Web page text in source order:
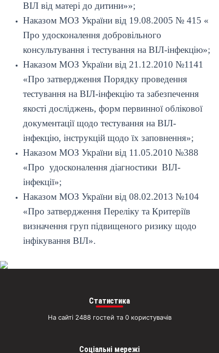
ВІЛ від матері до дитини»»;
Наказом МОЗ України від 19.08.2005 № 415 «
Про удосконалення добровільного
консультування і тестування на ВІЛ-інфекцію»;
Наказом МОЗ України від 21.12.2010 №1141
«Про затвердження Порядку проведення
тестування на ВІЛ-інфекцію та забезпечення
якості досліджень, форм первинної облікової
документації щодо тестування на ВІЛ-
інфекцію, інструкцій щодо їх заповнення»;
Наказом МОЗ України від 11.05.2010 №388
«Про удосконалення діагностики ВІЛ-
інфекції»;
Наказом МОЗ України від 08.02.2013 №104
«Про затвердження Переліку та Критеріїв
визначення груп підвищеного ризику щодо
інфікування ВІЛ».
Статистика
На сайті 2488 гостей та 0 користувачів
Соціальні мережі